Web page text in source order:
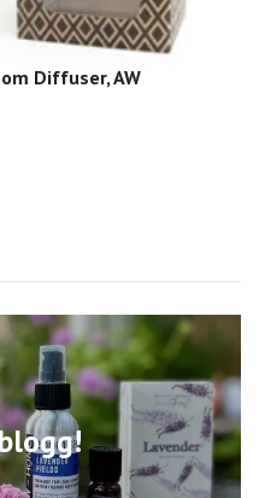
Diffuser, AW